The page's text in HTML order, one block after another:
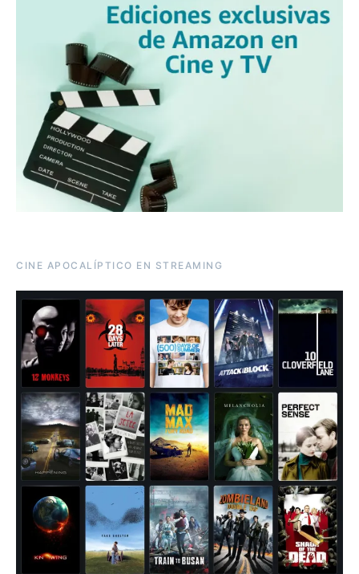
CINE APOCALÍPTICO EN STREAMING